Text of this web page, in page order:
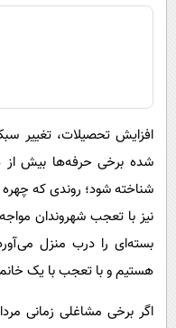
افزایش تحصیلات، تغییر
شده برخی حرفه‌ها بیش از
شناخته شود؛ روندی که چهره
نیز با تعجب شهروندان
بسته‌ای را درب منزل
هستیم و با تعجب با یک
اگر برخی مشاغلی زمانی